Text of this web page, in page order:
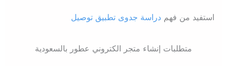
استفيد من فهم دراسة جدوى تطبيق توصيل
متطلبات إنشاء متجر الكتروني عطور بالسعودية